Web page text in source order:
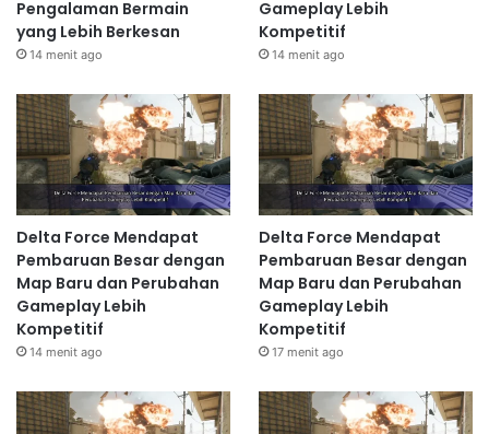
Pengalaman Bermain
yang Lebih Berkesan
14 menit ago
Gameplay Lebih
Kompetitif
14 menit ago
Delta Force Mendapat
Pembaruan Besar dengan
Map Baru dan Perubahan
Gameplay Lebih
Kompetitif
14 menit ago
Delta Force Mendapat
Pembaruan Besar dengan
Map Baru dan Perubahan
Gameplay Lebih
Kompetitif
17 menit ago